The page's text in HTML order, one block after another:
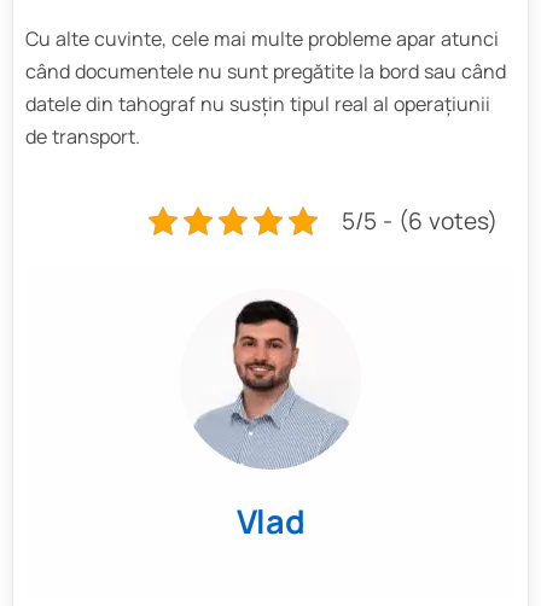
Cu alte cuvinte, cele mai multe probleme apar atunci
când documentele nu sunt pregătite la bord sau când
datele din tahograf nu susțin tipul real al operațiunii
de transport.
5/5 - (6 votes)
Vlad